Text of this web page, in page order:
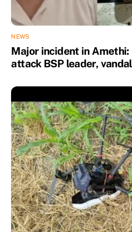
NEWS
Major incident in
attack BSP leader,